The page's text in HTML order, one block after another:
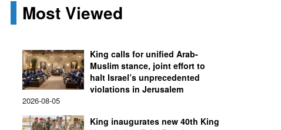
Most Viewed
King calls for unified Arab-
Muslim stance, joint effort to
halt Israel’s unprecedented
violations in Jerusalem
2026-08-05
King inaugurates new 40th King